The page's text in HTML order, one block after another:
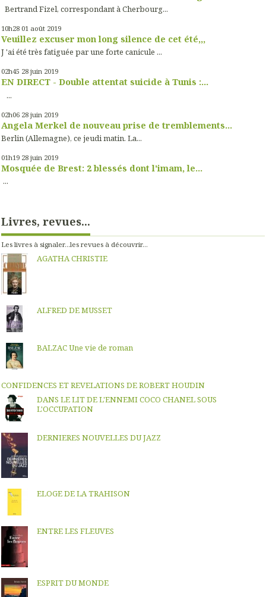
Bertrand Fizel, correspondant à Cherbourg...
10h28 01 août 2019
Veuillez excuser mon long silence de cet été,,,
J 'ai été très fatiguée par une forte canicule ...
02h45 28 juin 2019
EN DIRECT - Double attentat suicide à Tunis :...
...
02h06 28 juin 2019
Angela Merkel de nouveau prise de tremblements...
Berlin (Allemagne), ce jeudi matin. La...
01h19 28 juin 2019
Mosquée de Brest: 2 blessés dont l'imam, le...
...
Livres, revues...
Les livres à signaler...les revues à découvrir...
AGATHA CHRISTIE
ALFRED DE MUSSET
BALZAC Une vie de roman
CONFIDENCES ET REVELATIONS DE ROBERT HOUDIN
DANS LE LIT DE L'ENNEMI COCO CHANEL SOUS
L'OCCUPATION
DERNIERES NOUVELLES DU JAZZ
ELOGE DE LA TRAHISON
ENTRE LES FLEUVES
ESPRIT DU MONDE